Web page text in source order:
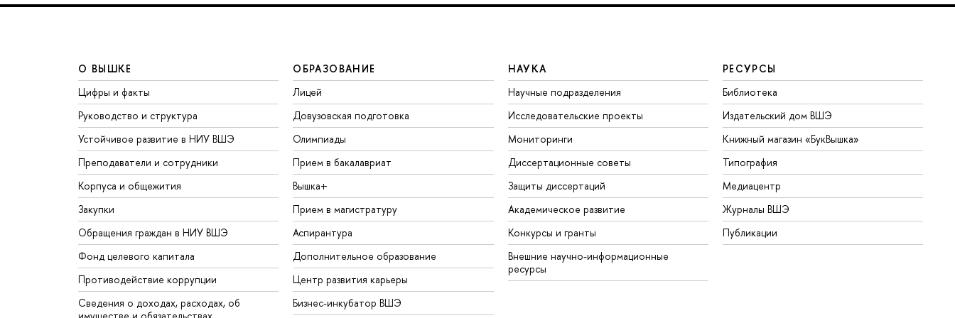
О ВЫШКЕ
Цифры и факты
Руководство и структура
Устойчивое развитие в НИУ ВШЭ
Преподаватели и сотрудники
Корпуса и общежития
Закупки
Обращения граждан в НИУ ВШЭ
Фонд целевого капитала
Противодействие коррупции
Сведения о доходах, расходах, об
ОБРАЗОВАНИЕ
Лицей
Довузовская подготовка
Олимпиады
Прием в бакалавриат
Вышка+
Прием в магистратуру
Аспирантура
Дополнительное образование
Центр развития карьеры
Бизнес-инкубатор ВШЭ
НАУКА
Научные подразделения
Исследовательские проекты
Мониторинги
Диссертационные советы
Защиты диссертаций
Академическое развитие
Конкурсы и гранты
Внешние научно-информационные
ресурсы
РЕСУРСЫ
Библиотека
Издательский дом ВШЭ
Книжный магазин «БукВышка»
Типография
Медиацентр
Журналы ВШЭ
Публикации